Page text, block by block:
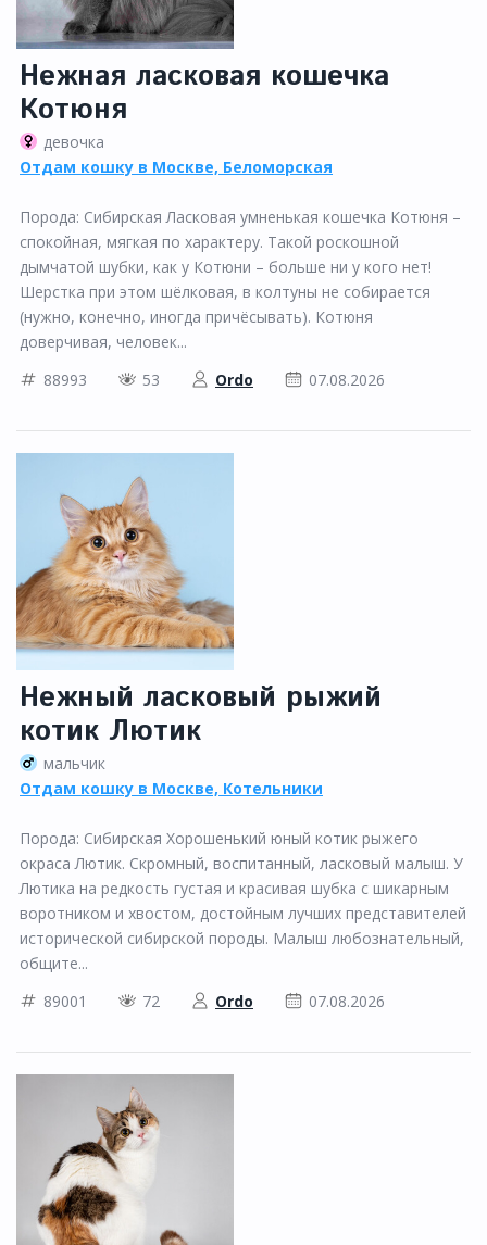
Нежная ласковая кошечка
Котюня
девочка
Отдам кошку в Москве, Беломорская
Порода: Сибирская Ласковая умненькая кошечка Котюня –
спокойная, мягкая по характеру. Такой роскошной
дымчатой шубки, как у Котюни – больше ни у кого нет!
Шерстка при этом шёлковая, в колтуны не собирается
(нужно, конечно, иногда причёсывать). Котюня
доверчивая, человек...
88993
53 Ordo 07.08.2026
Нежный ласковый рыжий
котик Лютик
мальчик
Отдам кошку в Москве, Котельники
Порода: Сибирская Хорошенький юный котик рыжего
окраса Лютик. Скромный, воспитанный, ласковый малыш. У
Лютика на редкость густая и красивая шубка с шикарным
воротником и хвостом, достойным лучших представителей
исторической сибирской породы. Малыш любознательный,
общите...
89001
72 Ordo 07.08.2026